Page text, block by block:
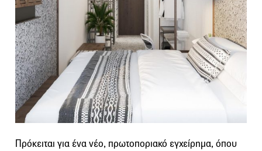
Πρόκειται για ένα νέο, πρωτοποριακό εγχείρημα, όπου